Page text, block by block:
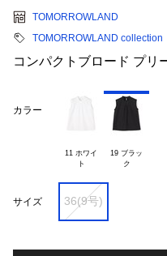
TOMORROWLAND
TOMORROWLAND collection
コンパクトブロード プリ
カラー
11 ホワイ
19 ブラッ
サイズ 36(9号)